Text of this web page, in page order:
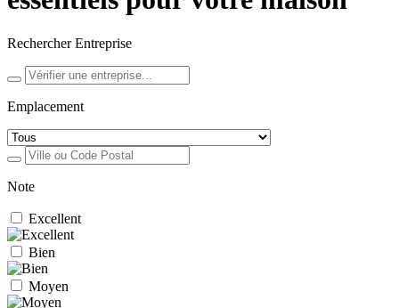
Rechercher Entreprise
Emplacement
Note
Excellent
Bien
Moyen